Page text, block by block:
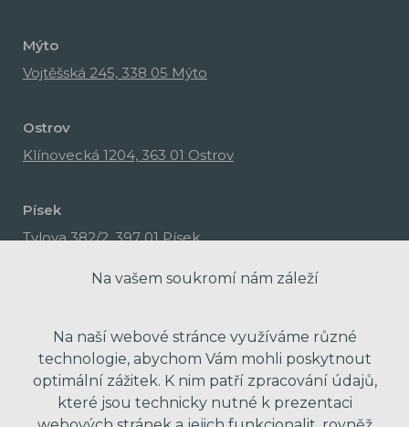
Mýto
Vojtěšská 245, 338 05 Mýto
Ostrov
Klínovecká 1204, 363 01 Ostrov
Písek
Tylova 382/2, 397 01 Písek
Na vašem soukromí nám záleží
Na naší webové stránce využíváme různé
technologie, abychom Vám mohli poskytnout
optimální zážitek. K nim patří zpracování údajů,
které jsou technicky nutné k prezentaci